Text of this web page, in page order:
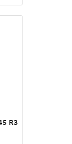
R3